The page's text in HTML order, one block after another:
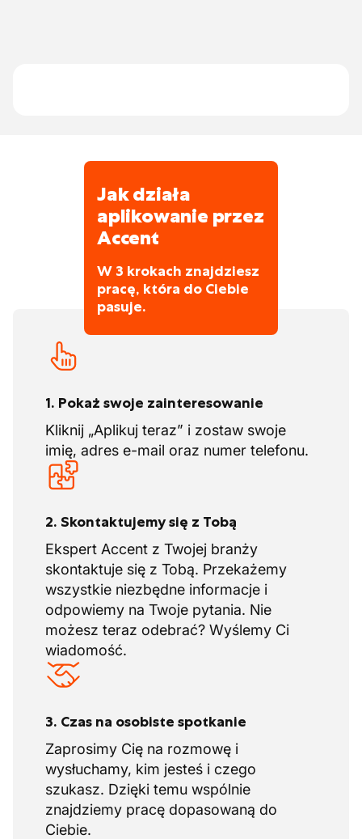
Jak działa
aplikowanie przez
Accent
W 3 krokach znajdziesz
pracę, która do Ciebie
pasuje.
1. Pokaż swoje zainteresowanie
Kliknij „Aplikuj teraz” i zostaw swoje
imię, adres e-mail oraz numer telefonu.
2. Skontaktujemy się z Tobą
Ekspert Accent z Twojej branży
skontaktuje się z Tobą. Przekażemy
wszystkie niezbędne informacje i
odpowiemy na Twoje pytania. Nie
możesz teraz odebrać? Wyślemy Ci
wiadomość.
3. Czas na osobiste spotkanie
Zaprosimy Cię na rozmowę i
wysłuchamy, kim jesteś i czego
szukasz. Dzięki temu wspólnie
znajdziemy pracę dopasowaną do
Ciebie.